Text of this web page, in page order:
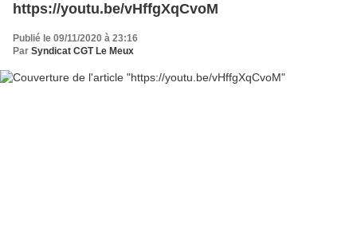
https://youtu.be/vHffgXqCvoM
Publié le 09/11/2020 à 23:16
Par Syndicat CGT Le Meux